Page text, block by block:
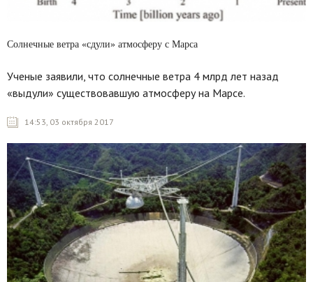
Солнечные ветра «сдули» атмосферу с Марса
Ученые заявили, что солнечные ветра 4 млрд лет назад
«выдули» существовавшую атмосферу на Марсе.
14:53, 03 октября 2017